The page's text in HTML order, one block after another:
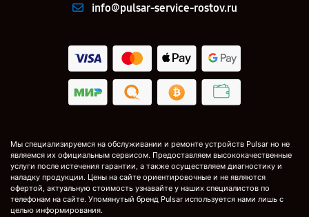
info@pulsar-service-rostov.ru
Мы специализируемся на обслуживании и ремонте устройств Pulsar но не
являемся их официальным сервисом. Предоставляем высококачественные
услуги после истечения гарантии, а также осуществляем диагностику и
наладку продукции. Цены на сайте ориентировочные и не являются
офертой, актуальную стоимость узнавайте у наших специалистов по
телефонам на сайте. Упомянутый бренд Pulsar используется нами лишь с
целью информирования.